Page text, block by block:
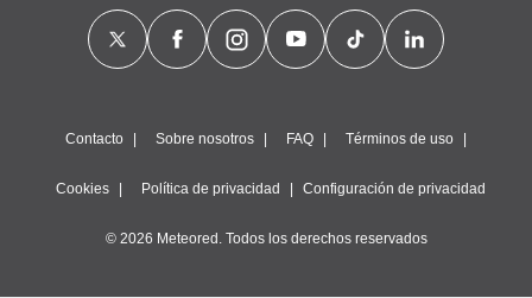
Contacto Sobre nosotros FAQ Términos de uso
Cookies Política de privacidad Configuración de privacidad
© 2026 Meteored. Todos los derechos reservados